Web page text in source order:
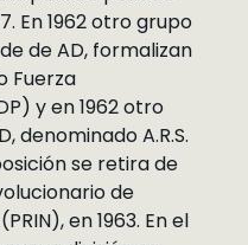
En 1962 otro grupo
de AD, formalizan
Fuerza
y en 1962 otro
denominado A.R.S.
se retira de
de
en 1963. En el